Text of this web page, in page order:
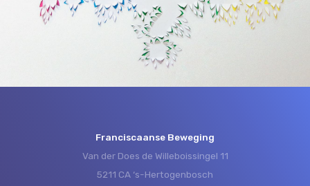
Franciscaanse Beweging
Van der Does de Willeboissingel 11
5211 CA ‘s-Hertogenbosch